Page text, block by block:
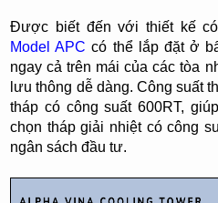
Được biết đến với thiết kế
Model APC có thể lắp đặt ở
ngay cả trên mái của các tòa
lưu thông dễ dàng. Công suất
tháp có công suất 600RT,
chọn tháp giải nhiệt có công
ngân sách đầu tư.